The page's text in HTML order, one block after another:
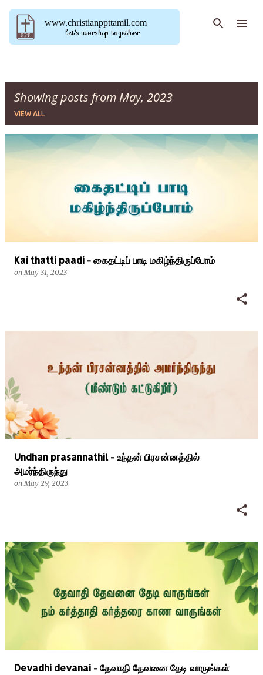
www.christianppttamil.com
let's worship together
Showing posts from May, 2023
VIEW ALL
P
Kai thatti paadi - கைதட்டிப் பாடி மகிழ்ந்திருப்போம்
onMay 31, 2023
Undhan prasannathil - உந்தன் பிரசன்னத்தில்
அமர்ந்திருந்து
onMay 29, 2023
Devadhi devanai - தேவாதி தேவனை தேடி வாருங்கள்